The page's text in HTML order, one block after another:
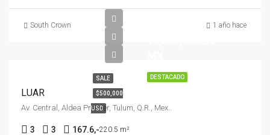
South Crown 1 año hace
DESTACADO
SALE
$500,000
USD
LUAR
Av. Central, Aldea Premier, Tulum, Q.R., Mex..
3 3 167.6,-220.5 m²